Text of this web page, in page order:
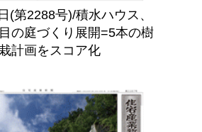
(第2288号)/積水ハウス、
の庭づくり展開=5本の樹
計画をスコア化